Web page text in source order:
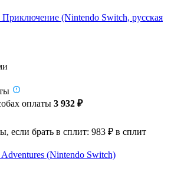
(Nintendo Switch, русская
оплаты 3 932 ₽
если брать в сплит: 983 ₽ в сплит
(Nintendo Switch)